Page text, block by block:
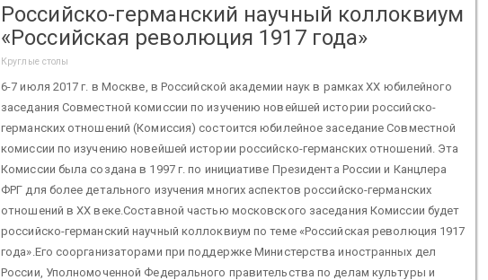
Российско-германский научный коллоквиум
«Российская революция 1917 года»
Круглые столы
6-7 июля 2017 г. в Москве, в Российской академии наук в рамках XХ юбилейного
заседания Совместной комиссии по изучению новейшей истории российско-
германских отношений (Комиссия) состоится юбилейное заседание Совместной
комиссии по изучению новейшей истории российско-германских отношений. Эта
Комиссии была создана в 1997 г. по инициативе Президента России и Канцлера
ФРГ для более детального изучения многих аспектов российско-германских
отношений в ХХ веке.Составной частью московского заседания Комиссии будет
российско-германский научный коллоквиум по теме «Российская революция 1917
года».Его соорганизаторами при поддержке Министерства иностранных дел
России, Уполномоченной Федерального правительства по делам культуры и